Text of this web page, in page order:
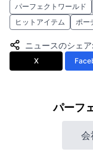
パーフェクトワールド
ヒットアイテム
ポー
ニュースのシェア:
X
パーフ
会